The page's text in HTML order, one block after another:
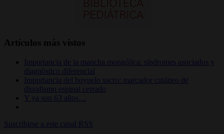
Artículos más vistos
Importancia de la mancha mongólica: síndromes asociados y
diagnóstico diferencial
Importancia del hoyuelo sacro: marcador cutáneo de
disrafismo espinal cerrado
Y ya son 63 años…
Suscribirse a este canal RSS